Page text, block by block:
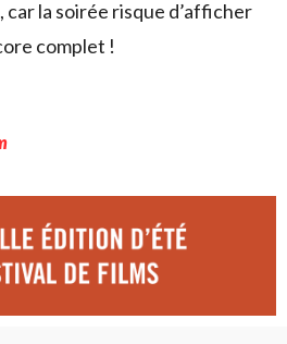
car la soirée risque d’afficher
complet !